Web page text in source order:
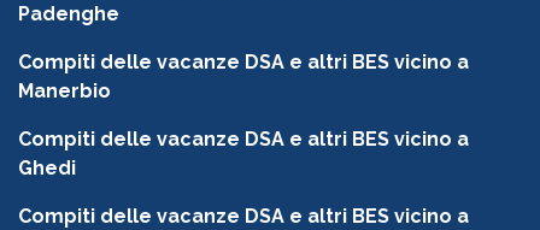
Padenghe
Compiti delle vacanze DSA e altri BES vicino a
Manerbio
Compiti delle vacanze DSA e altri BES vicino a
Ghedi
Compiti delle vacanze DSA e altri BES vicino a